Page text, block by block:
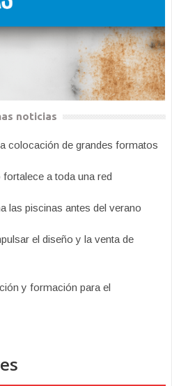
noticias
colocación de grandes formatos
a toda una red
las piscinas antes del verano
el diseño y la venta de
y formación para el